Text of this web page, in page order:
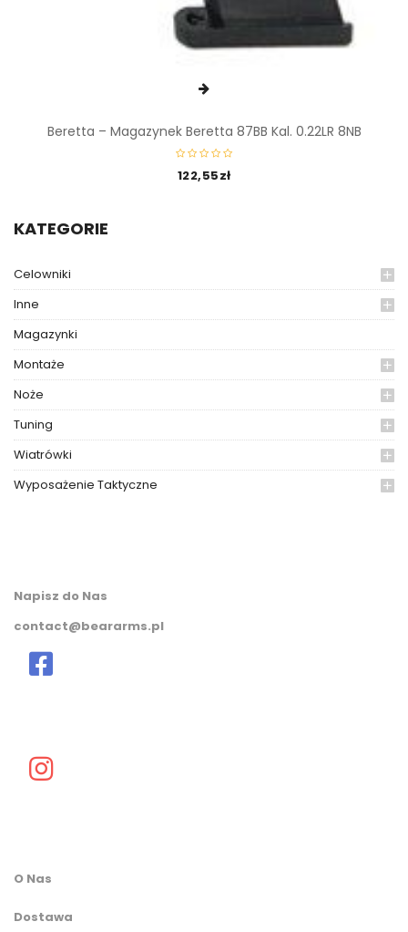
KATEGORIE
Celowniki
Inne
Magazynki
Montaże
Noże
Tuning
Wiatrówki
Wyposażenie Taktyczne
Beretta – Magazynek Beretta 87BB Kal. 0.22LR 8NB
122,55zł
Napisz do Nas
contact@beararms.pl
O Nas
Dostawa